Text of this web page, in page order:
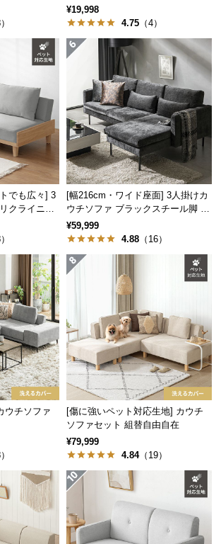
タイプ リクライニング
¥19,998
4.75 （4）
でも広々] 3
クライニン
[幅216cm・ワイド座面] 3人掛けカ
ウチソファ ブラックスチール脚 L
字 ホテルライク 高級感
¥59,999
4.88 （16）
ウチソファ
[傷に強いペット対応生地] カウチ
ソファセット 組替自由自在
¥79,999
4.84（19）